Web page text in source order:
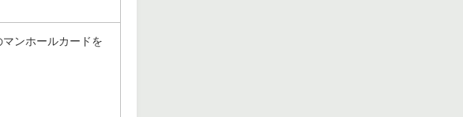
ンホールカードを